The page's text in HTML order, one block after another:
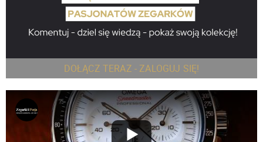
DOŁĄCZ TERAZ - ZALOGUJ SIĘ!